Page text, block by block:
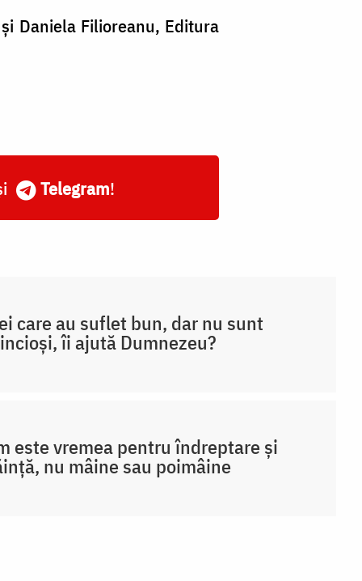
Daniela Filioreanu, Editura
Telegram!
care au suflet bun, dar nu sunt
îi ajută Dumnezeu?
este vremea pentru îndreptare și
nu mâine sau poimâine